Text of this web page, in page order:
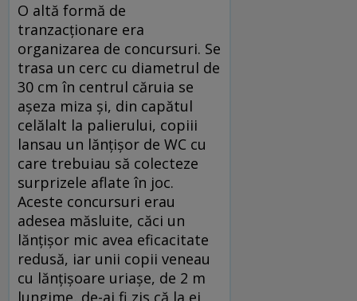
O altă formă de
tranzacționare era
organizarea de concursuri. Se
trasa un cerc cu diametrul de
30 cm în centrul căruia se
așeza miza și, din capătul
celălalt la palierului, copiii
lansau un lănțișor de WC cu
care trebuiau să colecteze
surprizele aflate în joc.
Aceste concursuri erau
adesea măsluite, căci un
lănțișor mic avea eficacitate
redusă, iar unii copii veneau
cu lănțișoare uriașe, de 2 m